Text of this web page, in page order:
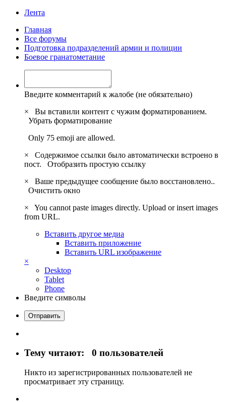
Лента
Главная
Все форумы
Подготовка подразделений армии и полиции
Боевое гранатометание
Введите комментарий к жалобе (не обязательно)
×
Вы вставили контент с чужим форматированием.
Убрать форматирование
Only 75 emoji are allowed.
×
Содержимое ссылки было автоматически встроено в
пост. Отобразить простую ссылку
×
Ваше предыдущее сообщение было восстановлено..
Очистить окно
×
You cannot paste images directly. Upload or insert images
from URL.
Вставить другое медиа
Вставить приложение
Вставить URL изображение
×
Desktop
Tablet
Phone
Введите символы
Отправить
Тему читают: 0 пользователей
Никто из зарегистрированных пользователей не
просматривает эту страницу.